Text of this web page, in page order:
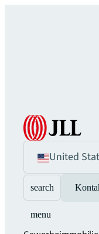
United
search
menu